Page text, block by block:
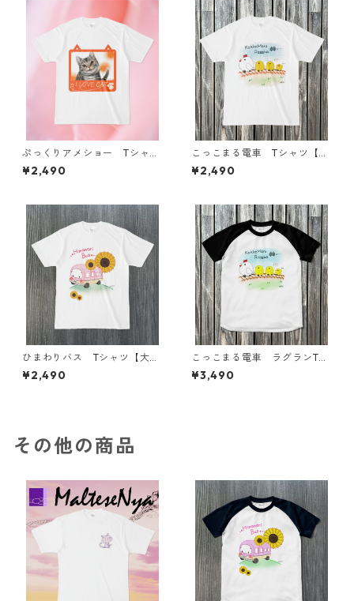
ぷっくりアメショー Tシャツ
【大人用】
¥2,490
こっこまる電車 Tシャツ【大
人用】
¥2,490
ひまわりバス Tシャツ【大人
用】
¥2,490
こっこまる電車 ラグランTシ
ャツ【大人用】
¥3,490
その他の商品